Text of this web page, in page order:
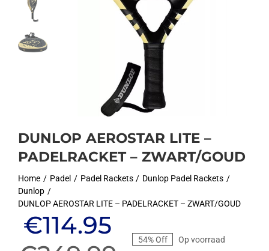
DUNLOP AEROSTAR LITE –
PADELRACKET – ZWART/GOUD
Home Padel Padel Rackets
Dunlop Padel Rackets
Dunlop
DUNLOP AEROSTAR LITE – PADELRACKET – ZWART/GOUD
Oorspronkelijke
€114.95
Huidige
54% Off Op voorraad